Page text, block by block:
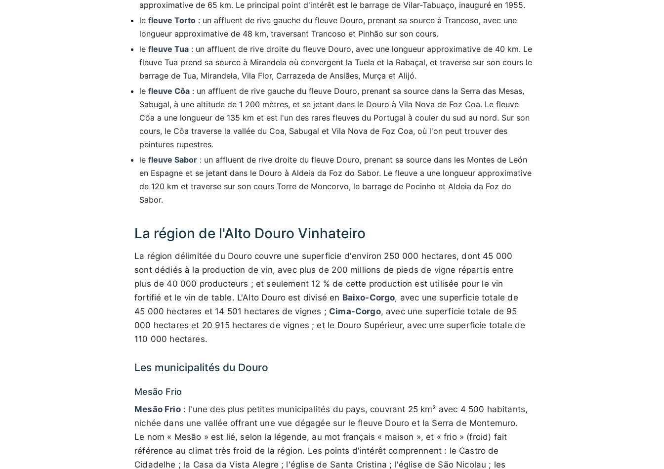
approximative de 65 km. Le principal point d'intérêt est le barrage de Vilar-Tabuaço, inauguré en 1955.
le fleuve Torto : un affluent de rive gauche du fleuve Douro, prenant sa source à Trancoso, avec une
longueur approximative de 48 km, traversant Trancoso et Pinhão sur son cours.
le fleuve Tua : un affluent de rive droite du fleuve Douro, avec une longueur approximative de 40 km. Le
fleuve Tua prend sa source à Mirandela où convergent la Tuela et la Rabaçal, et traverse sur son cours le
barrage de Tua, Mirandela, Vila Flor, Carrazeda de Ansiães, Murça et Alijó.
le fleuve Côa : un affluent de rive gauche du fleuve Douro, prenant sa source dans la Serra das Mesas,
Sabugal, à une altitude de 1 200 mètres, et se jetant dans le Douro à Vila Nova de Foz Coa. Le fleuve
Côa a une longueur de 135 km et est l'un des rares fleuves du Portugal à couler du sud au nord. Sur son
cours, le Côa traverse la vallée du Coa, Sabugal et Vila Nova de Foz Coa, où l'on peut trouver des
peintures rupestres.
le fleuve Sabor : un affluent de rive droite du fleuve Douro, prenant sa source dans les Montes de León
en Espagne et se jetant dans le Douro à Aldeia da Foz do Sabor. Le fleuve a une longueur approximative
de 120 km et traverse sur son cours Torre de Moncorvo, le barrage de Pocinho et Aldeia da Foz do
Sabor.
La région de l'Alto Douro Vinhateiro
La région délimitée du Douro couvre une superficie d'environ 250 000 hectares, dont 45 000
sont dédiés à la production de vin, avec plus de 200 millions de pieds de vigne répartis entre
plus de 40 000 producteurs ; et seulement 12 % de cette production est utilisée pour le vin
fortifié et le vin de table. L'Alto Douro est divisé en Baixo-Corgo, avec une superficie totale de
45 000 hectares et 14 501 hectares de vignes ; Cima-Corgo, avec une superficie totale de 95
000 hectares et 20 915 hectares de vignes ; et le Douro Supérieur, avec une superficie totale de
110 000 hectares.
Les municipalités du Douro
Mesão Frio
Mesão Frio: l'une des plus petites municipalités du pays, couvrant 25 km² avec 4 500 habitants,
nichée dans une vallée offrant une vue dégagée sur le fleuve Douro et la Serra de Montemuro.
Le nom « Mesão » est lié, selon la légende, au mot français « maison », et « frio » (froid) fait
référence au climat très froid de la région. Les points d'intérêt comprennent : le Castro de
Cidadelhe ; la Casa da Vista Alegre ; l'église de Santa Cristina ; l'église de São Nicolau ; les